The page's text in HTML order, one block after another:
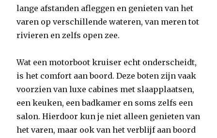
lange afstanden afleggen en genieten van het
varen op verschillende wateren, van meren tot
rivieren en zelfs open zee.
Wat een motorboot kruiser echt onderscheidt,
is het comfort aan boord. Deze boten zijn vaak
voorzien van luxe cabines met slaapplaatsen,
een keuken, een badkamer en soms zelfs een
salon. Hierdoor kun je niet alleen genieten van
het varen, maar ook van het verblijf aan boord